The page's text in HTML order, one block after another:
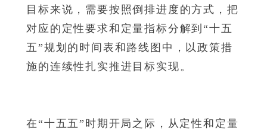
目标来说，需要按照倒排进度的方式，把
对应的定性要求和定量指标分解到“十五
五”规划的时间表和路线图中，以政策措
施的连续性扎实推进目标实现。
在“十五五”时期开局之际，从定性和定量